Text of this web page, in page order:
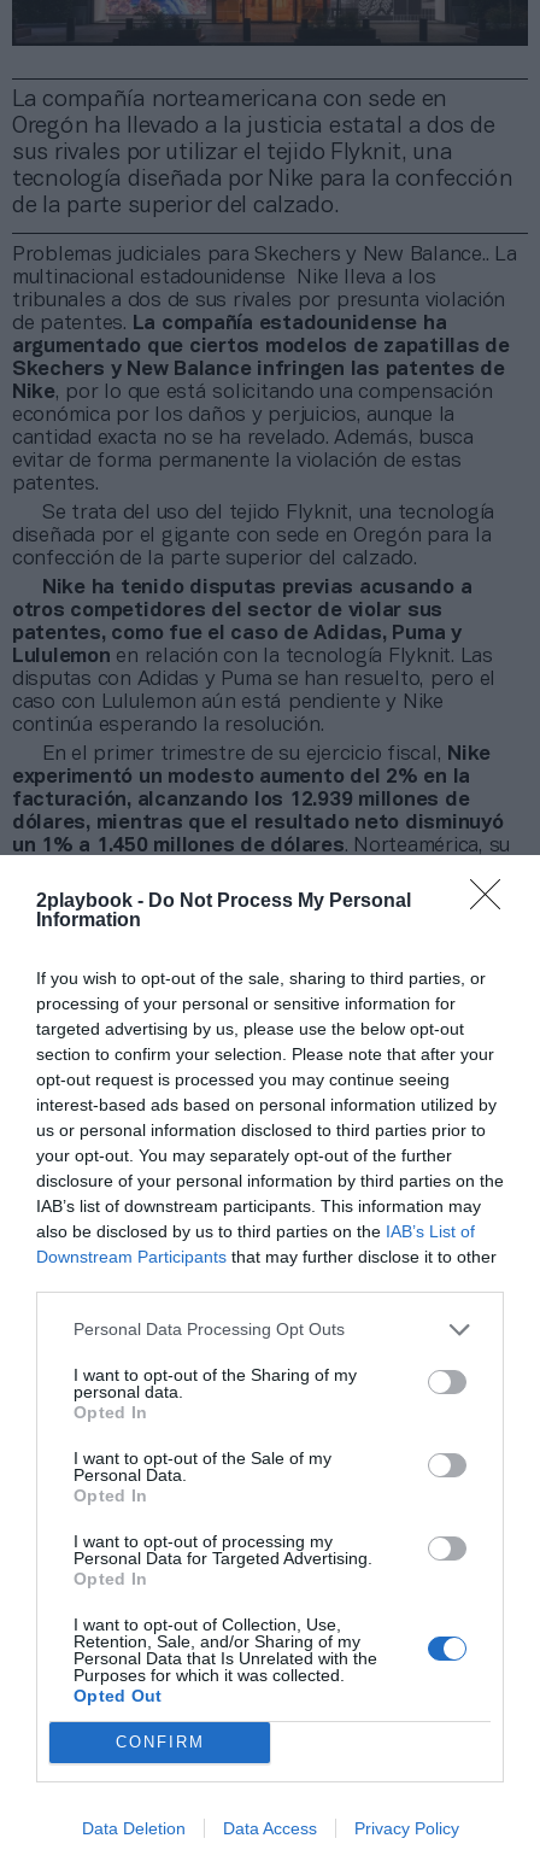
2playbook - Do Not Process My Personal
Information
If you wish to opt-out of the sale, sharing to third parties, or
processing of your personal or sensitive information for
targeted advertising by us, please use the below opt-out
section to confirm your selection. Please note that after your
opt-out request is processed you may continue seeing
interest-based ads based on personal information utilized by
us or personal information disclosed to third parties prior to
your opt-out. You may separately opt-out of the further
disclosure of your personal information by third parties on the
IAB’s list of downstream participants. This information may
also be disclosed by us to third parties on the IAB’s List of
Downstream Participants that may further disclose it to other
Personal Data Processing Opt Outs
I want to opt-out of the Sharing of my
personal data.
Opted In
I want to opt-out of the Sale of my
Personal Data.
Opted In
I want to opt-out of processing my
Personal Data for Targeted Advertising.
Opted In
I want to opt-out of Collection, Use,
Retention, Sale, and/or Sharing of my
Personal Data that Is Unrelated with the
Purposes for which it was collected.
Opted Out
CONFIRM
Data Deletion Data Access Privacy Policy
Índex
Nike
La compañía norteamericana con sede en
Oregón ha llevado a la justicia estatal a dos de
sus rivales por utilizar el tejido Flyknit, una
tecnología diseñada por Nike para la confección
de la parte superior del calzado.
Problemas judiciales para Skechers y New Balance.. La
multinacional estadounidense Nike lleva a los
tribunales a dos de sus rivales por presunta violación
de patentes. La compañía estadounidense ha
argumentado que ciertos modelos de zapatillas de
Skechers y New Balance infringen las patentes de
Nike, por lo que está solicitando una compensación
económica por los daños y perjuicios, aunque la
cantidad exacta no se ha revelado. Además, busca
evitar de forma permanente la violación de estas
patentes.
Se trata del uso del tejido Flyknit, una tecnología
diseñada por el gigante con sede en Oregón para la
confección de la parte superior del calzado.
Nike ha tenido disputas previas acusando a
otros competidores del sector de violar sus
patentes, como fue el caso de Adidas, Puma y
Lululemon en relación con la tecnología Flyknit. Las
disputas con Adidas y Puma se han resuelto, pero el
caso con Lululemon aún está pendiente y Nike
continúa esperando la resolución.
En el primer trimestre de su ejercicio fiscal, Nike
experimentó un modesto aumento del 2% en la
facturación, alcanzando los 12.939 millones de
dólares, mientras que el resultado neto disminuyó
un 1% a 1.450 millones de dólares. Norteamérica, su
llegando a 5.423 millones de dólares. Sin embargo,
Europa, Oriente Próximo y África se anotaron un
ajustado por tipos de cambio. Asia Pacífico y
Latinoamérica vieron un aumento del 2%, afectado por
las ventas de ropa.
Añadir2Playbookcomo fuente preferida de Google
de forma gratuita
Mantente informado con las últimas noticias de actualidad.
ACTIVAR AHORA
Compartir
Imprimir